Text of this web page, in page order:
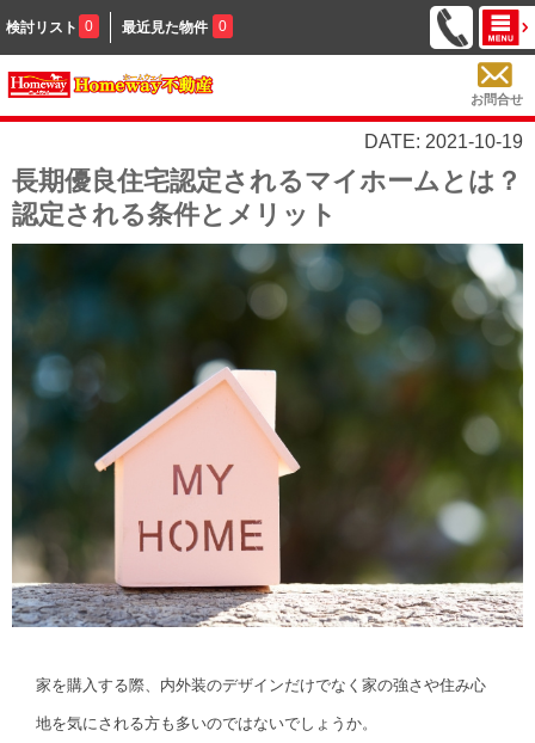
検討リスト 0 最近見た物件 0
お問合せ
DATE: 2021-10-19
長期優良住宅認定されるマイホームとは？
認定される条件とメリット
家を購入する際、内外装のデザインだけでなく家の強さや住み心
地を気にされる方も多いのではないでしょうか。